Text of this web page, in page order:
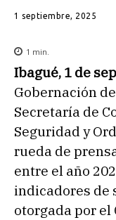
1 septiembre, 2025
1 min.
Ibagué, 1 de
Gobernación
Secretaría de
Seguridad y
rueda de
entre el año
indicadores de
otorgada por el